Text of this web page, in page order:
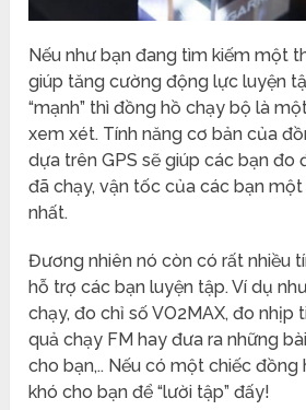
Nếu như bạn đang tìm kiếm một
giúp tăng cường động lực luyện
“mạnh” thì đồng hồ chạy bộ là
xem xét. Tính năng cơ bản của
dựa trên GPS sẽ giúp các bạn đo
đã chạy, vận tốc của các bạn
nhất.
Đương nhiên nó còn có rất nhiều
hỗ trợ các bạn luyện tập. Ví dụ
chạy, đo chỉ số VO2MAX, đo nhịp
quả chạy FM hay đưa ra những
cho bạn,.. Nếu có một chiếc đồng
khó cho bạn để “lười tập” đấy!